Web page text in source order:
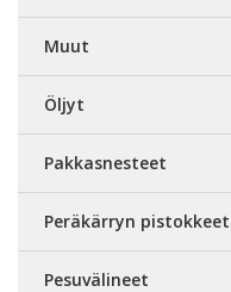
Muut
Öljyt
Pakkasnesteet
Peräkärryn
Pesuvälineet